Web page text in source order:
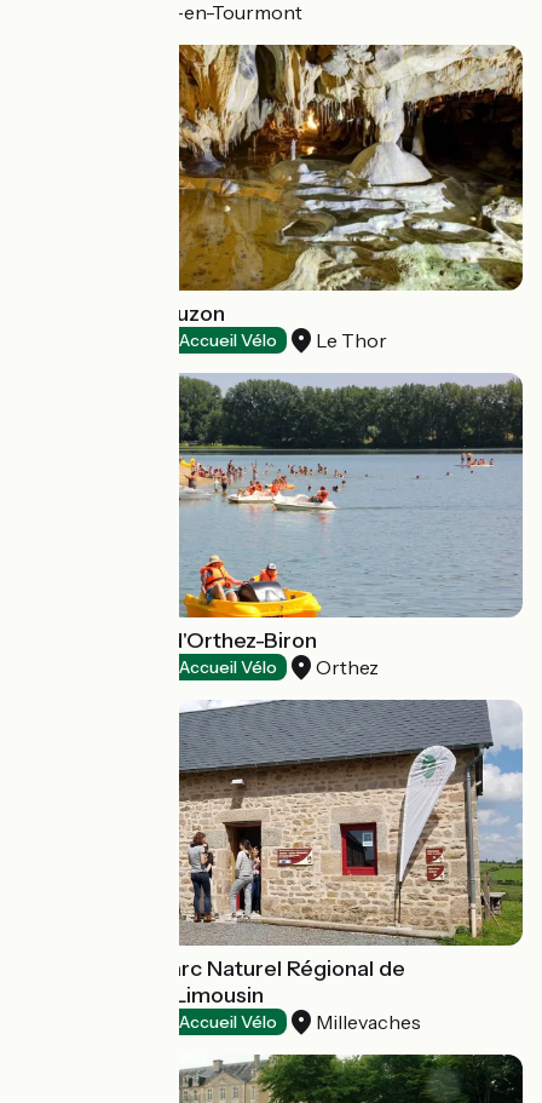
Saint-Quentin-en-Tourmont
Grottes de Thouzon
Accueil Vélo Le Thor
Base de loisirs d'Orthez-Biron
Accueil Vélo Orthez
La Maison du Parc Naturel Régional de
Millevaches en Limousin
Accueil Vélo Millevaches